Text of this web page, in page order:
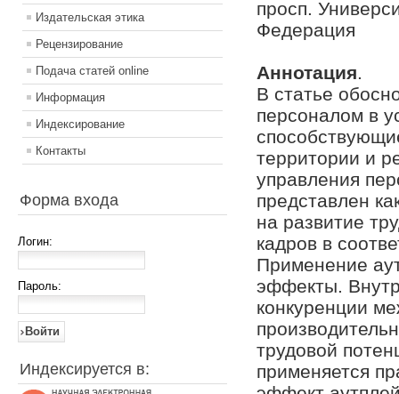
Издательская этика
Рецензирование
Подача статей online
Информация
Индексирование
Контакты
Форма входа
Логин:
Пароль:
Индексируется в:
просп.
Федерация
Аннотация.
В статье
персоналом в
территории и
управления
представлен
на развитие
кадров в
Применение
эффекты.
конкуренции
трудовой
применяется